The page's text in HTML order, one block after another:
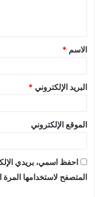
ق
*
الاسم *
البريد الإلكتروني *
الموقع الإلكتروني
احفظ اسمي، بريدي
المتصفح لاستخدامها المرة